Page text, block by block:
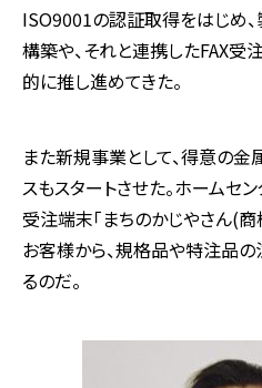
ISO9001の認証取得をはじめ
構築や、それと連携したFAX受
的に推し進めてきた。
また新規事業として、得意の
スもスタートさせた。ホームセ
受注端末「まちのかじやさん(
お客様から、規格品や特注品
るのだ。